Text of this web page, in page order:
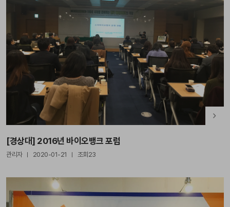
[경상대] 2016년 바이오뱅크 포럼
관리자 2020-01-21 조회23